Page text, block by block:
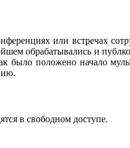
или встречах
обрабатывались и
было положено начало
в свободном доступе.